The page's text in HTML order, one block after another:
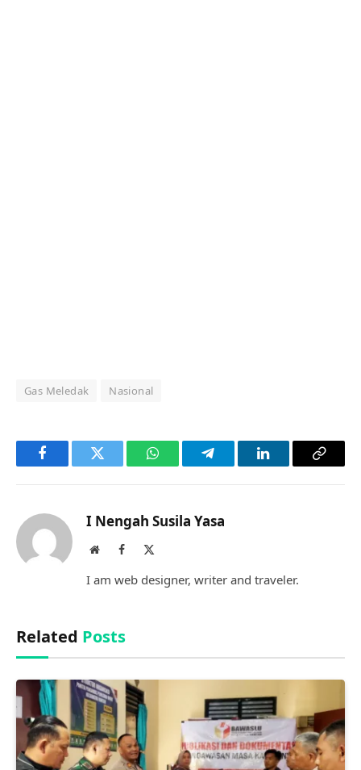
Gas Meledak Nasional
FacebookTwitter WhatsAppTelegramLinkedInCopy
I Nengah Susila Yasa
WebsiteFacebook
I am web designer, writer and traveler.
Related Posts